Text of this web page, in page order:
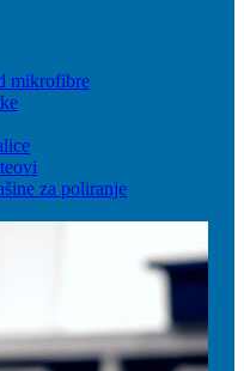
mikrofibre
za poliranje